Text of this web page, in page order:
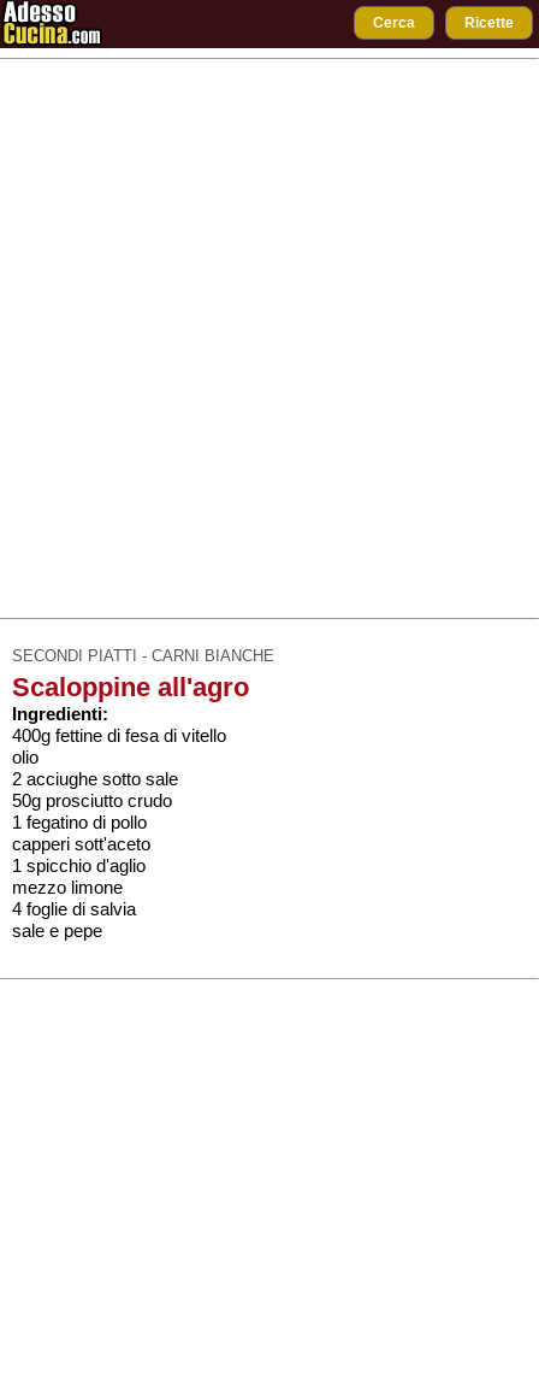
Cerca Ricette
SECONDI PIATTI - CARNI BIANCHE
Scaloppine all'agro
Ingredienti:
400g fettine di fesa di vitello
olio
2 acciughe sotto sale
50g prosciutto crudo
1 fegatino di pollo
capperi sott'aceto
1 spicchio d'aglio
mezzo limone
4 foglie di salvia
sale e pepe